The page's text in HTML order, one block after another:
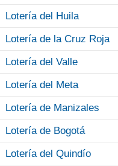
Lotería del Huila
Lotería de la Cruz Roja
Lotería del Valle
Lotería del Meta
Lotería de Manizales
Lotería de Bogotá
Lotería del Quindío